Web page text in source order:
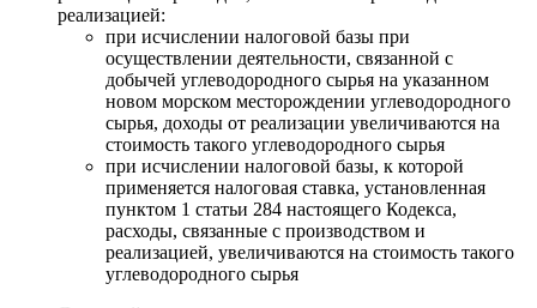
реализацией:
при исчислении налоговой базы при
осуществлении деятельности, связанной с
добычей углеводородного сырья на указанном
новом морском месторождении углеводородного
сырья, доходы от реализации увеличиваются на
стоимость такого углеводородного сырья
при исчислении налоговой базы, к которой
применяется налоговая ставка, установленная
пунктом 1 статьи 284 настоящего Кодекса,
расходы, связанные с производством и
реализацией, увеличиваются на стоимость такого
углеводородного сырья